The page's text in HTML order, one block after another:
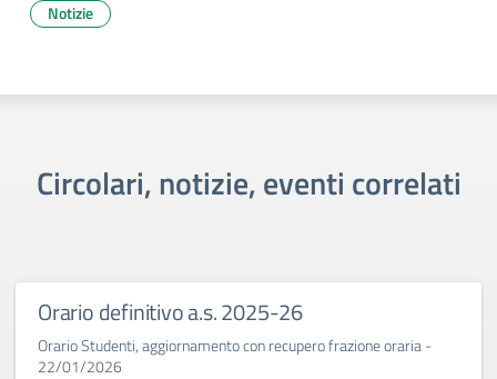
Notizie
Circolari, notizie, eventi correlati
Orario definitivo a.s. 2025-26
Orario Studenti, aggiornamento con recupero frazione oraria -
22/01/2026